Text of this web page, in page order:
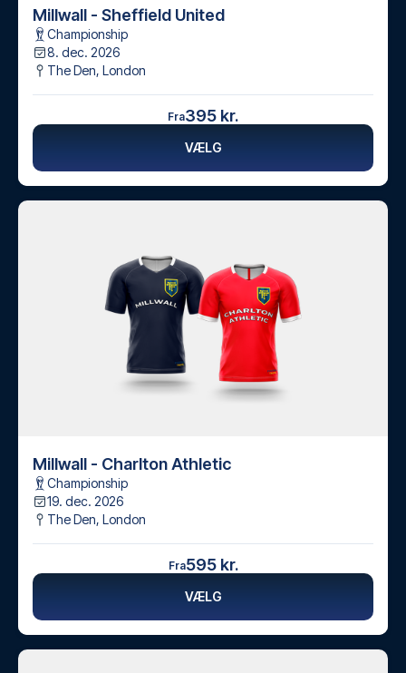
Millwall - Sheffield United
Championship
8. dec. 2026
The Den, London
Fra395 kr.
VÆLG
Millwall - Charlton Athletic
Championship
19. dec. 2026
The Den, London
Fra595 kr.
VÆLG